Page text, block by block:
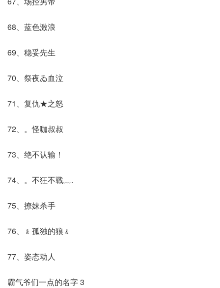
68、蓝色激浪
69、稳妥先生
70、祭夜ゐ血泣
71、复仇★之怒
72、。怪咖叔叔
73、绝不认输！
74、。不狂不戰﹏.
75、撩妹杀手
76、﹠孤独的狼﹠
77、姿态动人
霸气爷们一点的名字 3